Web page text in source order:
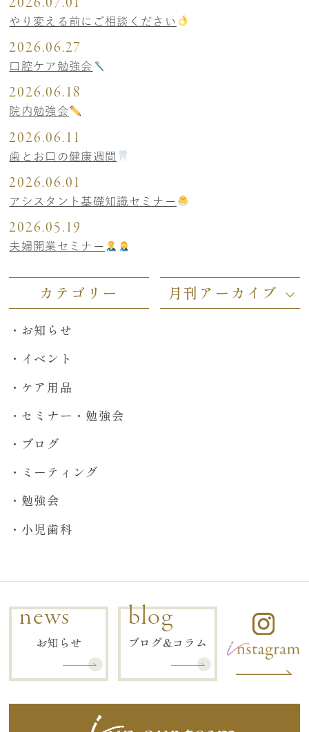
やり変える前にご相談ください
2026.06.27
口腔ケア勉強会
2026.06.18
院内勉強会
2026.06.11
歯とお口の健康週間
2026.06.01
アシスタント基礎知識セミナー
2026.05.19
夫婦開業セミナー
カテゴリー
お知らせ
イベント
ケア用品
セミナー・勉強会
ブログ
ミーティング
勉強会
小児歯科
月刊アーカイブ
news
お知らせ
blog
ブログ&コラム